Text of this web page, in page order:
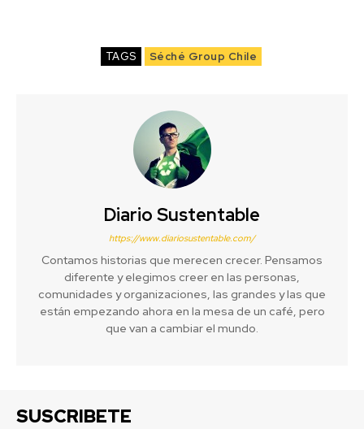
TAGS Séché Group Chile
Diario Sustentable
https://www.diariosustentable.com/
Contamos historias que merecen crecer. Pensamos
diferente y elegimos creer en las personas,
comunidades y organizaciones, las grandes y las que
están empezando ahora en la mesa de un café, pero
que van a cambiar el mundo.
SUSCRIBETE